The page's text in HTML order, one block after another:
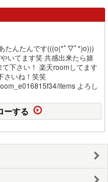
たんたんです(((o(*ﾟ▽ﾟ*)o)))
いてます笑 共感出来たら嬉
下さい！ 楽天roomしてます
さいね！笑笑
items よろし
ーする